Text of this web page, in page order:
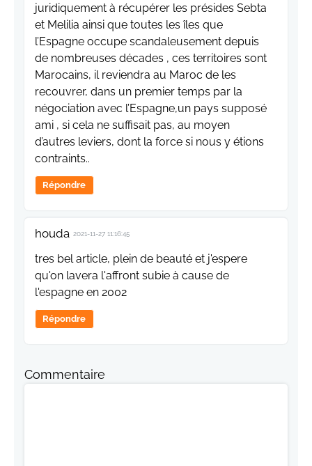
juridiquement à récupérer les présides Sebta
et Melilia ainsi que toutes les îles que
l’Espagne occupe scandaleusement depuis
de nombreuses décades , ces territoires sont
Marocains, il reviendra au Maroc de les
recouvrer, dans un premier temps par la
négociation avec l’Espagne,un pays supposé
ami , si cela ne suffisait pas, au moyen
d’autres leviers, dont la force si nous y étions
contraints..
Répondre
houda 2021-11-27 11:16:45
tres bel article, plein de beauté et j'espere
qu'on lavera l'affront subie à cause de
l'espagne en 2002
Répondre
Commentaire